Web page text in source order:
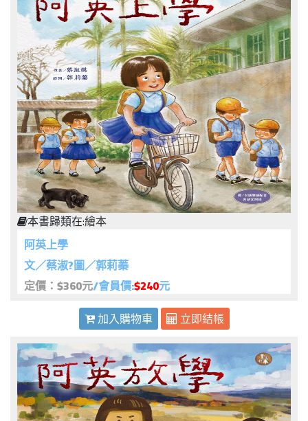
本書歸類在:繪本
阿英上學
文／蔡淑?圖／郭莉蓁
定價：$360元/會員價:$240元
加入購物車
立即結帳